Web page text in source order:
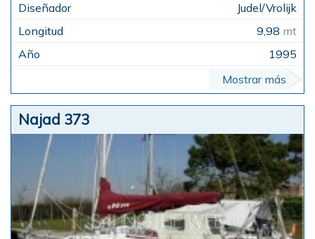
Judel/Vrolijk
9,98 mt
1995
Mostrar más
Najad 373